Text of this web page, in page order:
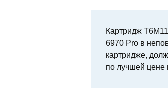
Картридж
6970 Pro в
картридже,
по лучшей цене